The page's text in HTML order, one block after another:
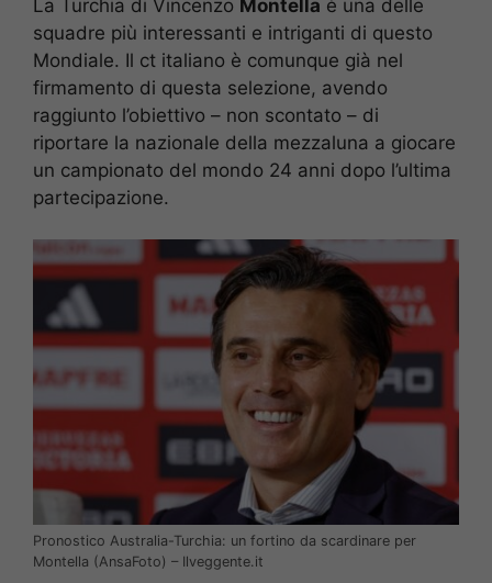
La Turchia di Vincenzo Montella è una delle
squadre più interessanti e intriganti di questo
Mondiale. Il ct italiano è comunque già nel
firmamento di questa selezione, avendo
raggiunto l’obiettivo – non scontato – di
riportare la nazionale della mezzaluna a giocare
un campionato del mondo 24 anni dopo l’ultima
partecipazione.
Pronostico Australia-Turchia: un fortino da scardinare per
Montella (AnsaFoto) – Ilveggente.it